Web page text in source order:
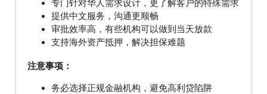
专门针对华人需求设计，更了解客户的特殊需求
提供中文服务，沟通更顺畅
审批效率高，有些机构可以做到当天放款
支持海外资产抵押，解决担保难题
注意事项：
务必选择正规金融机构，避免高利贷陷阱